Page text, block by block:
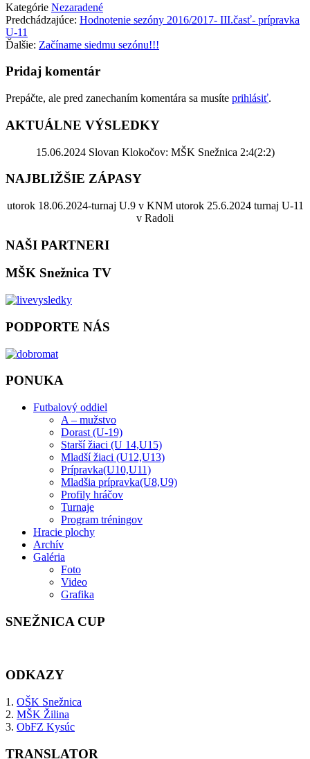
Kategórie Nezaradené
Predchádzajúce: Hodnotenie sezóny 2016/2017- III.časť- prípravka
U-11
Ďalšie: Začíname siedmu sezónu!!!
Pridaj komentár
Prepáčte, ale pred zanechaním komentára sa musíte prihlásiť.
AKTUÁLNE VÝSLEDKY
15.06.2024 Slovan Klokočov: MŠK Snežnica 2:4(2:2)
NAJBLIŽŠIE ZÁPASY
utorok 18.06.2024-turnaj U.9 v KNM utorok 25.6.2024 turnaj U-11
v Radoli
NAŠI PARTNERI
MŠK Snežnica TV
PODPORTE NÁS
PONUKA
Futbalový oddiel
A – mužstvo
Dorast (U-19)
Starší žiaci (U 14,U15)
Mladší žiaci (U12,U13)
Prípravka(U10,U11)
Mladšia prípravka(U8,U9)
Profily hráčov
Turnaje
Program tréningov
Hracie plochy
Archív
Galéria
Foto
Video
Grafika
SNEŽNICA CUP
ODKAZY
1. OŠK Snežnica
2. MŠK Žilina
3. ObFZ Kysúc
TRANSLATOR